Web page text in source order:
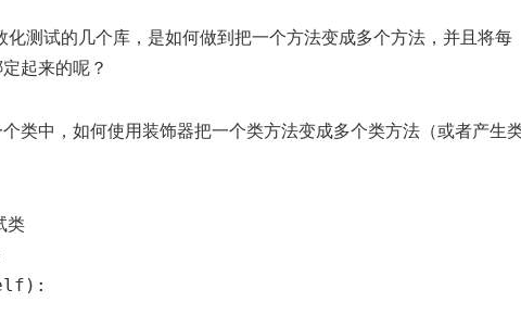
化测试的几个库，是如何做到把一个方法变成多个方法，并且将每
起来的呢？
类中，如何使用装饰器把一个类方法变成多个类方法（或者产生
类